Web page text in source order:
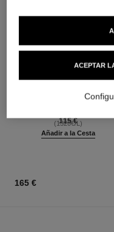
paris - riviera
Les Eaux de Chanel –
Toilette Vaporizador
115 €
(1320€/L)
Añadir a la Cesta
165 €
ACEPTAR